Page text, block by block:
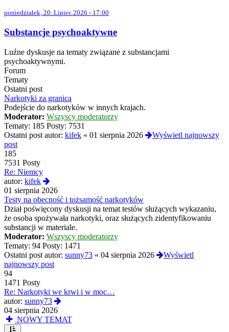
poniedziałek, 20. Lipiec 2026 - 17:00
Substancje psychoaktywne
Luźne dyskusje na tematy związane z substancjami
psychoaktywnymi.
Forum
Tematy
Ostatni post
Narkotyki za granicą
Podejście do narkotyków w innych krajach.
Moderator: Wszyscy moderatorzy
Tematy: 185 Posty: 7531
Ostatni post autor: kifek « 01 sierpnia 2026
Wyświetl najnowszy
post
185
7531 Posty
Re: Niemcy
autor: kifek
najnowszy
post
01 sierpnia 2026
Testy na obecność i tożsamość narkotyków
Dział poświęcony dyskusji na temat testów służących wykazaniu,
że osoba spożywała narkotyki, oraz służących zidentyfikowaniu
substancji w materiale.
Moderator: Wszyscy moderatorzy
Tematy: 94 Posty: 1471
Ostatni post autor: sunny73 « 04 sierpnia 2026
Wyświetl
najnowszy post
94
1471 Posty
Re: Narkotyki we krwi i w moc…
autor: sunny73
post
04 sierpnia 2026
NOWY TEMAT